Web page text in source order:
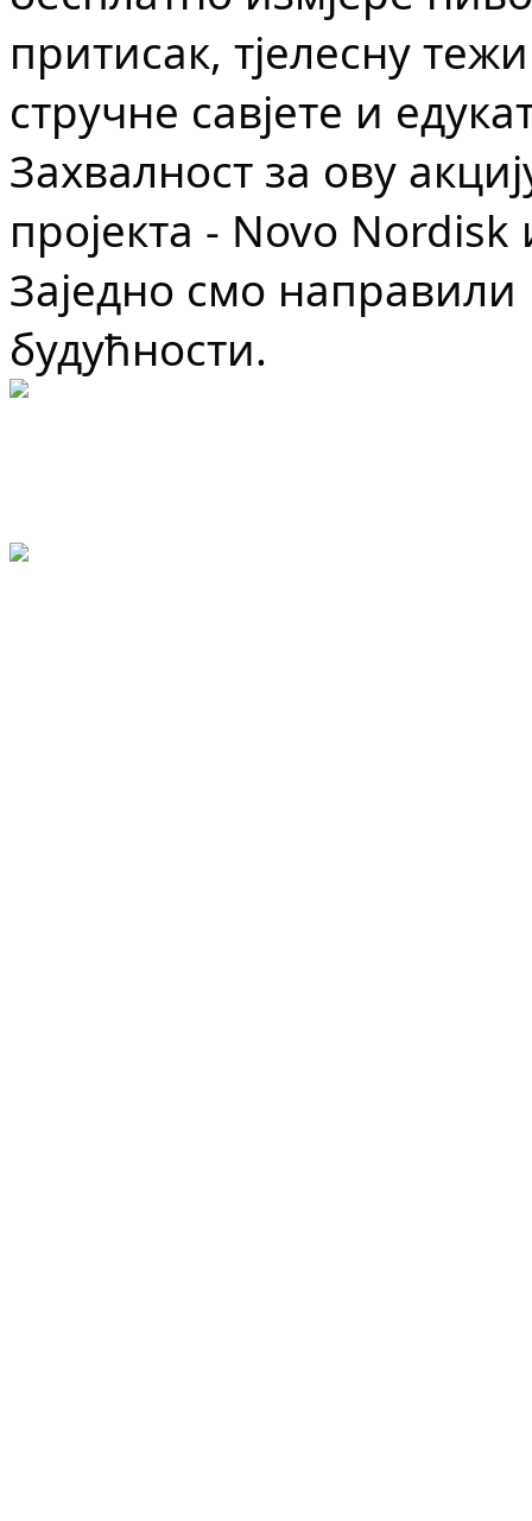
притисак, тјелесну
стручне савјете и
Захвалност за ову
пројекта - Novo
Заједно смо направили
будућности.